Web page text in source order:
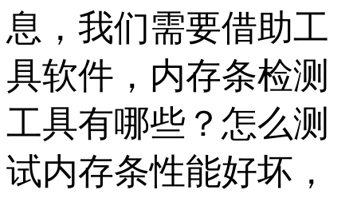
息，我们需要借助工
具软件，内存条检测
工具有哪些？怎么测
试内存条性能好坏，